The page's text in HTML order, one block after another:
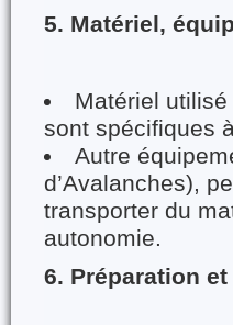
5. Matériel,
Matériel
sont spécifiques
Autre
d’Avalanches),
transporter du
autonomie.
6. Préparation